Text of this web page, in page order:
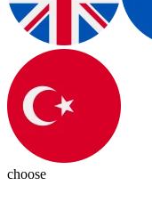
choose